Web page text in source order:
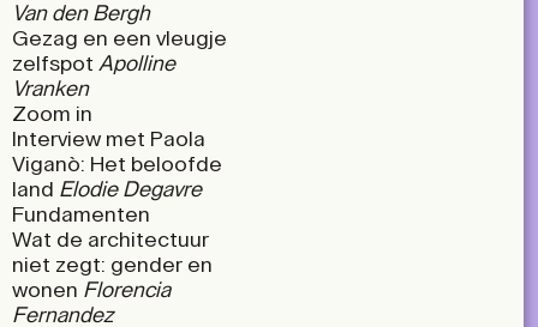
Van den Bergh
Gezag en een vleugje
zelfspot Apolline
Vranken
Zoom in
Interview met Paola
Viganò: Het beloofde
land Elodie Degavre
Fundamenten
Wat de architectuur
niet zegt: gender en
wonen Florencia
Fernandez